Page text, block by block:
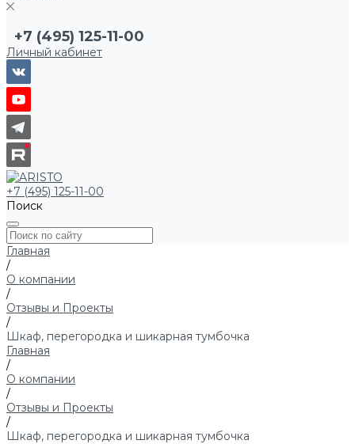
+7 (495) 125-11-00
Личный кабинет
+7 (495) 125-11-00
Поиск
Главная
/
О компании
/
Отзывы и Проекты
/
Шкаф, перегородка и шикарная тумбочка
Главная
/
О компании
/
Отзывы и Проекты
/
Шкаф, перегородка и шикарная тумбочка